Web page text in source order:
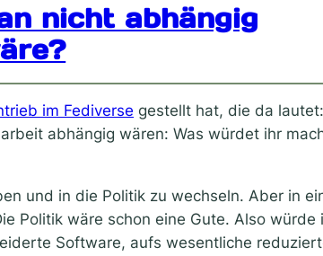
nicht abhängig
im Fediverse gestellt hat, die da
abhängig wären: Was würdet ihr
und in die Politik zu wechseln. Aber in
Politik wäre schon eine Gute. Also
Software, aufs wesentliche